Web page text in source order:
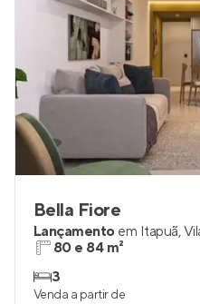
Bella Fiore
Lançamento em Itapuã,
80 e 84 m²
3
Venda a partir de